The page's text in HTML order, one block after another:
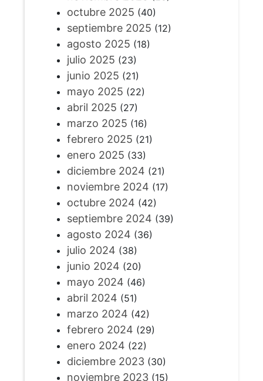
octubre 2025 (40)
septiembre 2025 (12)
agosto 2025 (18)
julio 2025 (23)
junio 2025 (21)
mayo 2025 (22)
abril 2025 (27)
marzo 2025 (16)
febrero 2025 (21)
enero 2025 (33)
diciembre 2024 (21)
noviembre 2024 (17)
octubre 2024 (42)
septiembre 2024 (39)
agosto 2024 (36)
julio 2024 (38)
junio 2024 (20)
mayo 2024 (46)
abril 2024 (51)
marzo 2024 (42)
febrero 2024 (29)
enero 2024 (22)
diciembre 2023(30)
noviembre 2023(15)